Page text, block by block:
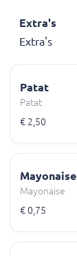
Extra's
Extra's
Patat
Patat
€ 2,50
Mayonaise
Mayonaise
€ 0,75